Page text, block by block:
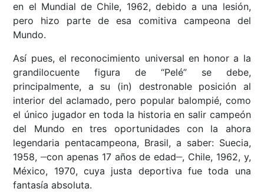
en el Mundial de Chile, 1962, debido a una lesión,
pero hizo parte de esa comitiva campeona del
Mundo.
Así pues, el reconocimiento universal en honor a la
grandilocuente figura de “Pelé” se debe,
principalmente, a su (in) destronable posición al
interior del aclamado, pero popular balompié, como
el único jugador en toda la historia en salir campeón
del Mundo en tres oportunidades con la ahora
legendaria pentacampeona, Brasil, a saber: Suecia,
1958, con apenas 17 años de edad , Chile, 1962, y,
México, 1970, cuya justa deportiva fue toda una
fantasía absoluta.